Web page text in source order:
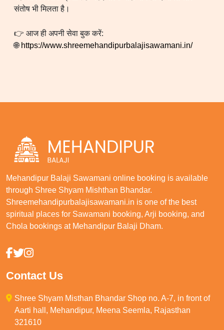
संतोष भी मिलता है।
👉 आज ही अपनी सेवा बुक करें:
🌐 https://www.shreemehandipurbalajisawamani.in/
Mehandipur Balaji Sawamani online booking is available
through Shree Shyam Mishthan Bhandar.
Shreemehandipurbalajisawamani.in is one of the best
spiritual places for Sawamani booking, Arji booking, and
Chola bookings at Mehandipur Balaji Dham.
Contact Us
Shree Shyam Misthan Bhandar Shop no. A-7, in front of
Aarti hall, Mehandipur, Meena Seemla, Rajasthan
321610